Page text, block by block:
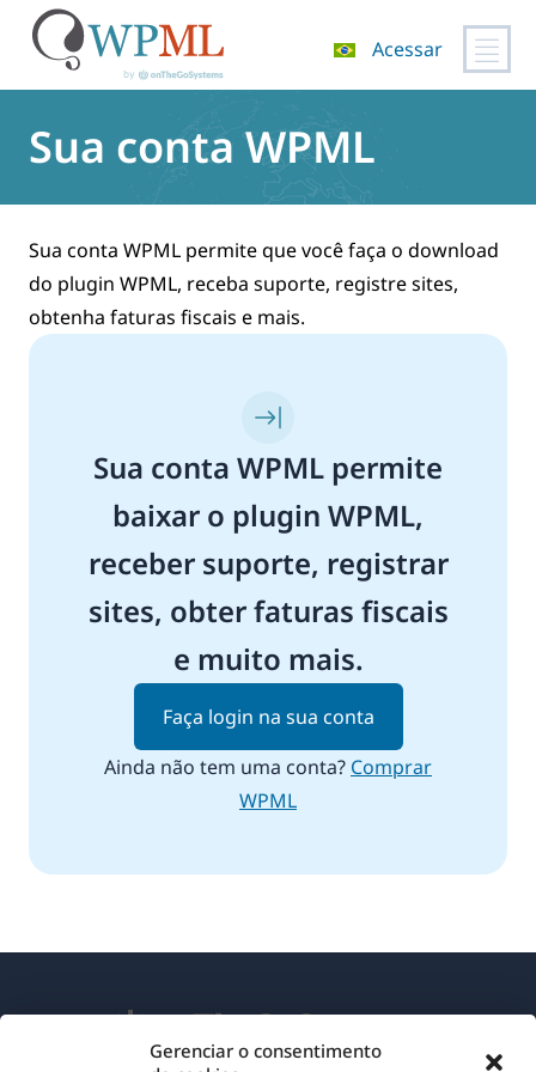
Gerenciar o consentimento
para
Acessar
Sua conta WPML
Sua conta WPML permite que você faça o download
do plugin WPML, receba suporte, registre sites,
obtenha faturas fiscais e mais.
Sua conta WPML permite
baixar o plugin WPML,
receber suporte, registrar
sites, obter faturas fiscais
e muito mais.
Faça login na sua conta
Ainda não tem uma conta? Comprar
WPML